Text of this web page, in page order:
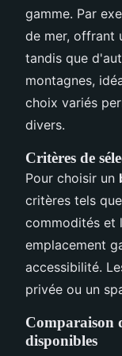
gamme. Par
de mer, offrant
tandis que
montagnes,
choix variés
divers.
Critères de
Pour choisir un
critères tels
commodités et
emplacement
accessibilité.
privée ou un
Comparaison
disponibles